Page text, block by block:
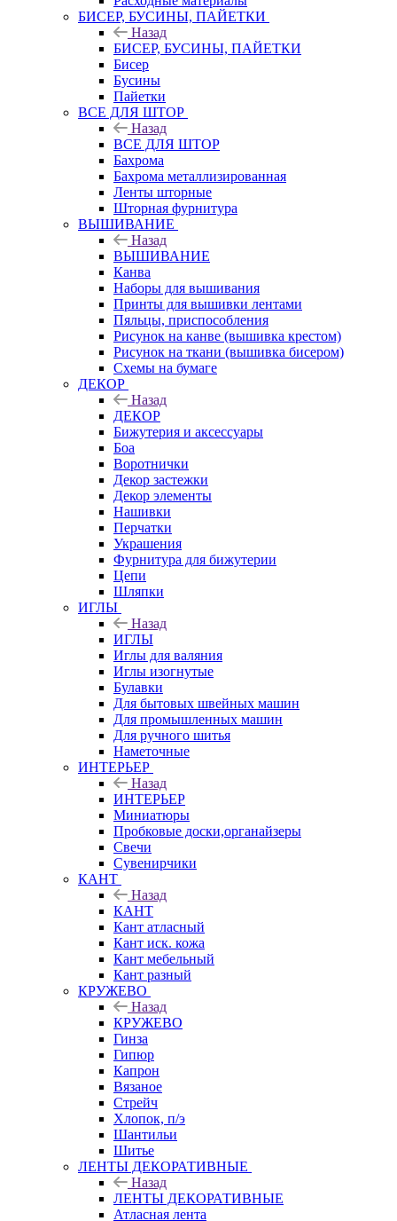
БИСЕР, БУСИНЫ, ПАЙЕТКИ
Назад
БИСЕР, БУСИНЫ, ПАЙЕТКИ
Бисер
Бусины
Пайетки
ВСЕ ДЛЯ ШТОР
Назад
ВСЕ ДЛЯ ШТОР
Бахрома
Бахрома металлизированная
Ленты шторные
Шторная фурнитура
ВЫШИВАНИЕ
Назад
ВЫШИВАНИЕ
Канва
Наборы для вышивания
Принты для вышивки лентами
Пяльцы, приспособления
Рисунок на канве (вышивка крестом)
Рисунок на ткани (вышивка бисером)
Схемы на бумаге
ДЕКОР
Назад
ДЕКОР
Бижутерия и аксессуары
Боа
Воротнички
Декор застежки
Декор элементы
Нашивки
Перчатки
Украшения
Фурнитура для бижутерии
Цепи
Шляпки
ИГЛЫ
Назад
ИГЛЫ
Иглы для валяния
Иглы изогнутые
Булавки
Для бытовых швейных машин
Для промышленных машин
Для ручного шитья
Наметочные
ИНТЕРЬЕР
Назад
ИНТЕРЬЕР
Миниатюры
Пробковые доски,органайзеры
Свечи
Сувенирчики
КАНТ
Назад
КАНТ
Кант атласный
Кант иск. кожа
Кант мебельный
Кант разный
КРУЖЕВО
Назад
КРУЖЕВО
Гинза
Гипюр
Капрон
Вязаное
Стрейч
Хлопок, п/э
Шантильи
Шитье
ЛЕНТЫ ДЕКОРАТИВНЫЕ
Назад
ЛЕНТЫ ДЕКОРАТИВНЫЕ
Атласная лента